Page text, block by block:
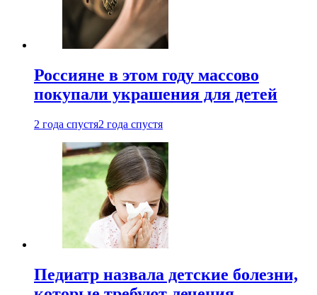
Россияне в этом году массово
покупали украшения для детей
2 года спустя2 года спустя
Педиатр назвала детские болезни,